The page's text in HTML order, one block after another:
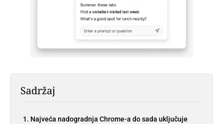
Sadržaj
Najveća nadogradnja Chrome-a do sada uključuje